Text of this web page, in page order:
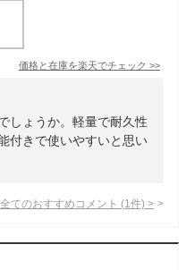
価格と在庫を楽天でチェック >>
しょうか。軽量で耐久性
付きで使いやすいと思い
全てのおすすめコメント (1 件) >